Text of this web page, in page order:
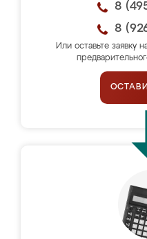
8
8
Или оставьте заявку